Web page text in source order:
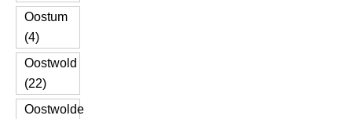
Oostum
(4)
Oostwold
(22)
Oostwolde